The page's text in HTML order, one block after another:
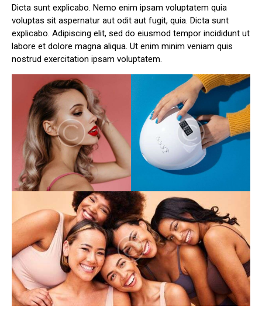
Dicta sunt explicabo. Nemo enim ipsam voluptatem quia
voluptas sit aspernatur aut odit aut fugit, quia. Dicta sunt
explicabo. Adipiscing elit, sed do eiusmod tempor incididunt ut
labore et dolore magna aliqua. Ut enim minim veniam quis
nostrud exercitation ipsam voluptatem.